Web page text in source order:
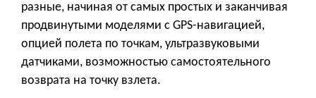
разные, начиная от самых простых и заканчивая
продвинутыми моделями с GPS-навигацией,
опцией полета по точкам, ультразвуковыми
датчиками, возможностью самостоятельного
возврата на точку взлета.